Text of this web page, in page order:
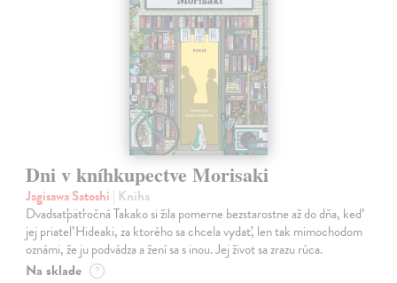
Dni v kníhkupectve Morisaki
Jagisawa Satoshi | Kniha
Dvadsaťpäťročná Takako si žila pomerne bezstarostne až do dňa, keď
jej priateľ Hideaki, za ktorého sa chcela vydať, len tak mimochodom
oznámi, že ju podvádza a žení sa s inou. Jej život sa zrazu rúca.
Na sklade ?